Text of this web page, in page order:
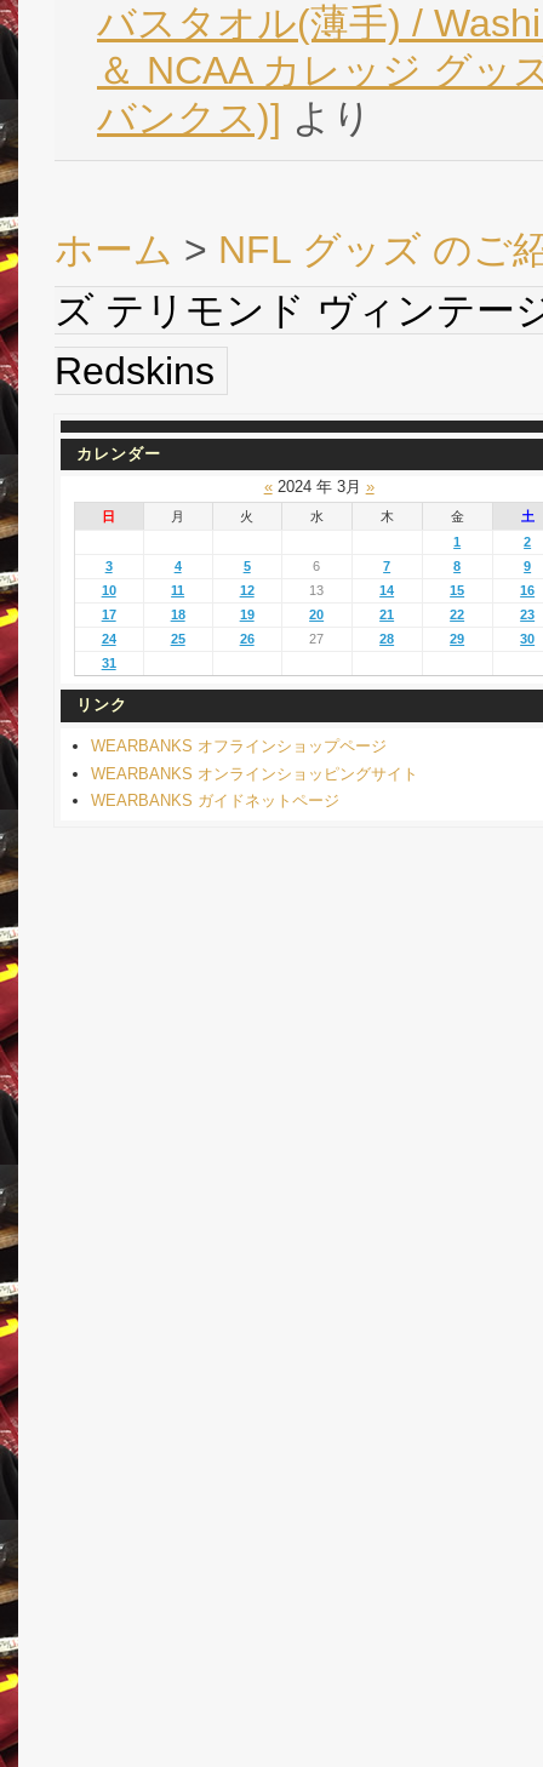
バスタオル(薄手) /
＆ NCAA カレッジ グッ
バンクス)] より
ホーム > NFL グッズ のご
ズ テリモンド ヴィンテー
Redskins
カレンダー
«2024 年 3月 »
日 月 火 水 木 金
土
1
2
3
4 5 6 7 8
9
10
11 12 13 14 15
16
17
18 19 20 21 22
23
24
25 26 27 28 29
30
31
リンク
WEARBANKS オフラインショップページ
WEARBANKS オンラインショッピングサイト
WEARBANKS ガイドネットページ